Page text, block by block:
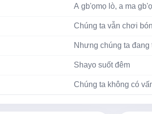
A gb'ọmọ lò, a ma
Chúng ta vẫn chơi
Nhưng chúng ta
Shayo suốt đêm
Chúng ta không có